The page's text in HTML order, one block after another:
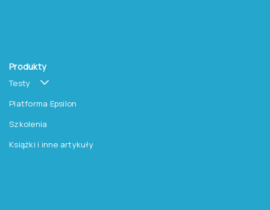
Produkty
Testy
Platforma Epsilon
Szkolenia
Książki i inne artykuły